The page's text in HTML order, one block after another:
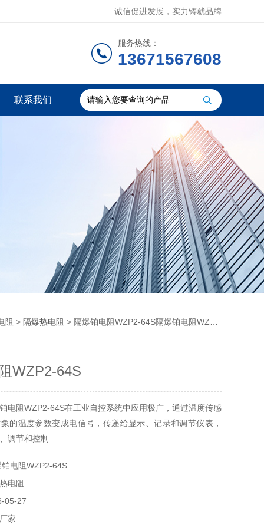
诚信促进发展，实力铸就品牌
服务热线：
13671567608
联系我们
阻 > 隔爆热电阻 > 隔爆铂电阻WZP2-64S隔爆铂电阻WZP2-64S
WZP2-64S
电阻WZP2-64S在工业自控系统中应用极广，通过温度传感
的温度参数变成电信号，传递给显示、记录和调节仪表，
调节和控制
安全，极易引起环境气体爆炸，因此，在这些场合必须使
度传感器，本厂生产的隔爆铂电阻产品适用在dIIBT4～
间内。
电阻WZP2-64S
电阻
05-27
家